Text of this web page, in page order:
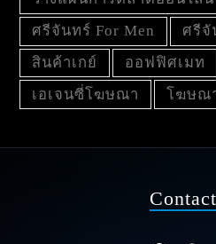
ศรีจันทร์ For Men
ศรีจั
สินค้าเกย์
ออฟฟิศเมท
เอเจนซี่โฆษณา
โฆษณ